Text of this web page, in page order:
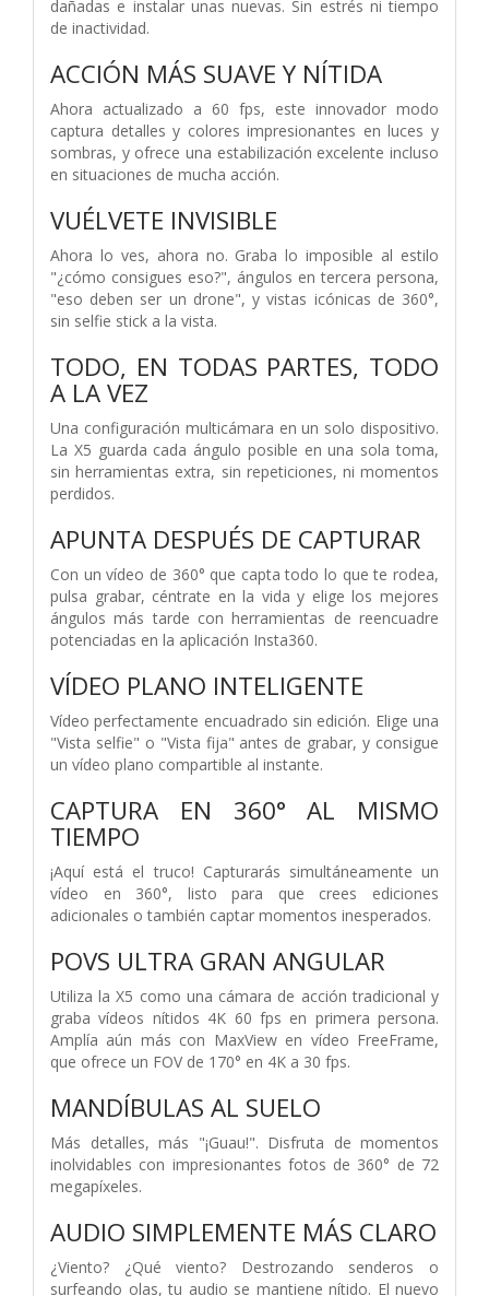
dañadas e instalar unas nuevas. Sin estrés ni tiempo
de inactividad.
ACCIÓN MÁS SUAVE Y NÍTIDA
Ahora actualizado a 60 fps, este innovador modo
captura detalles y colores impresionantes en luces y
sombras, y ofrece una estabilización excelente incluso
en situaciones de mucha acción.
VUÉLVETE INVISIBLE
Ahora lo ves, ahora no. Graba lo imposible al estilo
"¿cómo consigues eso?", ángulos en tercera persona,
"eso deben ser un drone", y vistas icónicas de 360°,
sin selfie stick a la vista.
TODO, EN TODAS PARTES, TODO
A LA VEZ
Una configuración multicámara en un solo dispositivo.
La X5 guarda cada ángulo posible en una sola toma,
sin herramientas extra, sin repeticiones, ni momentos
perdidos.
APUNTA DESPUÉS DE CAPTURAR
Con un vídeo de 360° que capta todo lo que te rodea,
pulsa grabar, céntrate en la vida y elige los mejores
ángulos más tarde con herramientas de reencuadre
potenciadas en la aplicación Insta360.
VÍDEO PLANO INTELIGENTE
Vídeo perfectamente encuadrado sin edición. Elige una
"Vista selfie" o "Vista fija" antes de grabar, y consigue
un vídeo plano compartible al instante.
CAPTURA EN 360° AL MISMO
TIEMPO
¡Aquí está el truco! Capturarás simultáneamente un
vídeo en 360°, listo para que crees ediciones
adicionales o también captar momentos inesperados.
POVS ULTRA GRAN ANGULAR
Utiliza la X5 como una cámara de acción tradicional y
graba vídeos nítidos 4K 60 fps en primera persona.
Amplía aún más con MaxView en vídeo FreeFrame,
que ofrece un FOV de 170° en 4K a 30 fps.
MANDÍBULAS AL SUELO
Más detalles, más "¡Guau!". Disfruta de momentos
inolvidables con impresionantes fotos de 360° de 72
megapíxeles.
AUDIO SIMPLEMENTE MÁS CLARO
¿Viento? ¿Qué viento? Destrozando senderos o
surfeando olas, tu audio se mantiene nítido. El nuevo